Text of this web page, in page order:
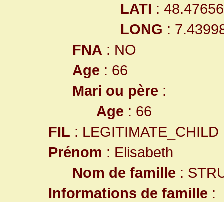
LATI :
LONG :
FNA : NO
Age : 66
Mari ou père :
Age : 66
FIL : LEGITIMATE_CHILD
Prénom : Elisabeth
Nom de famille :
Informations de famille :